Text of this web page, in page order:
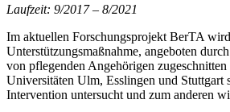
Laufzeit: 9/2017 – 8/2021
Im aktuellen Forschungsprojekt BerTA
Unterstützungsmaßnahme, angeboten
von pflegenden Angehörigen
Universitäten Ulm, Esslingen und
Intervention untersucht und zum anderen